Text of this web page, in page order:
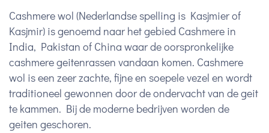
Cashmere wol (Nederlandse spelling is Kasjmier of
Kasjmir) is genoemd naar het gebied Cashmere in
India, Pakistan of China waar de oorspronkelijke
cashmere geitenrassen vandaan komen. Cashmere
wol is een zeer zachte, fijne en soepele vezel en wordt
traditioneel gewonnen door de ondervacht van de geit
te kammen. Bij de moderne bedrijven worden de
geiten geschoren.